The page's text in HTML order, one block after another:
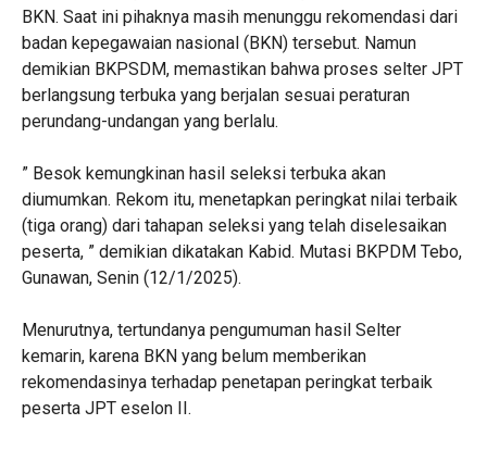
BKN. Saat ini pihaknya masih menunggu rekomendasi dari
badan kepegawaian nasional (BKN) tersebut. Namun
demikian BKPSDM, memastikan bahwa proses selter JPT
berlangsung terbuka yang berjalan sesuai peraturan
perundang-undangan yang berlalu.
” Besok kemungkinan hasil seleksi terbuka akan
diumumkan. Rekom itu, menetapkan peringkat nilai terbaik
(tiga orang) dari tahapan seleksi yang telah diselesaikan
peserta, ” demikian dikatakan Kabid. Mutasi BKPDM Tebo,
Gunawan, Senin (12/1/2025).
Menurutnya, tertundanya pengumuman hasil Selter
kemarin, karena BKN yang belum memberikan
rekomendasinya terhadap penetapan peringkat terbaik
peserta JPT eselon II.